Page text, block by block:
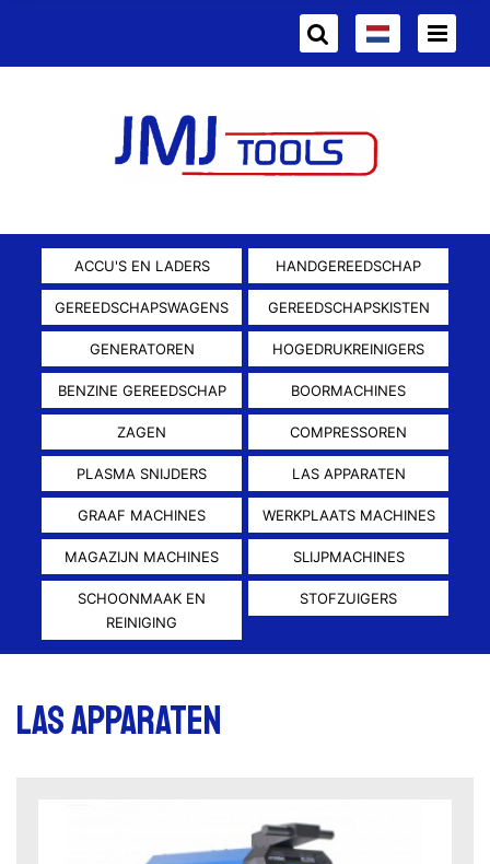
ACCU'S EN LADERS HANDGEREEDSCHAP
GEREEDSCHAPSWAGENS GEREEDSCHAPSKISTEN
GENERATOREN HOGEDRUKREINIGERS
BENZINE GEREEDSCHAP BOORMACHINES
ZAGEN COMPRESSOREN
PLASMA SNIJDERS LAS APPARATEN
GRAAF MACHINES WERKPLAATS MACHINES
MAGAZIJN MACHINES SLIJPMACHINES
SCHOONMAAK EN
REINIGING
STOFZUIGERS
Las apparaten